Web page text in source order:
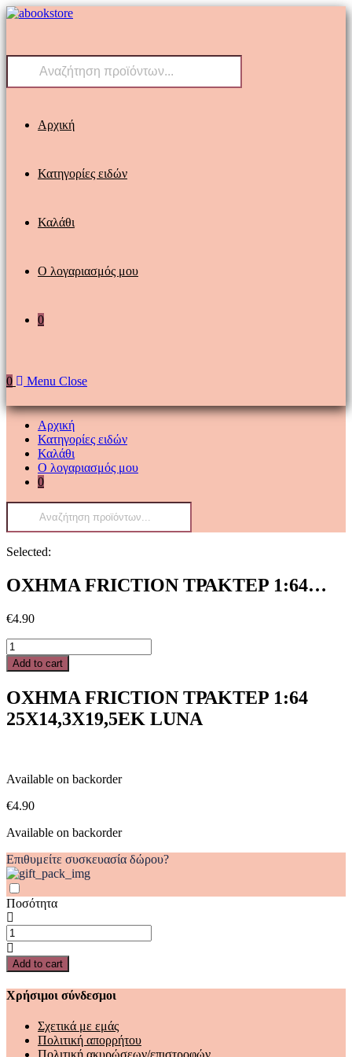
Skip
Products
Αρχική
Κατηγορίες ειδών
Καλάθι
Ο λογαριασμός μου
0
0 Menu Close
Αρχική
Κατηγορίες ειδών
Καλάθι
Ο λογαριασμός μου
0
Products
Selected:
ΟΧΗΜΑ FRICTION ΤΡΑΚΤΕΡ 1:64…
€4.90
ΟΧΗΜΑ
FRICTION
ΤΡΑΚΤΕΡ
25Χ14,3Χ19,5ΕΚ
LUNA
quantity
Add to cart
ΟΧΗΜΑ FRICTION ΤΡΑΚΤΕΡ 1:64
25Χ14,3Χ19,5ΕΚ LUNA
Available on backorder
€4.90
Available on backorder
Επιθυμείτε συσκευασία δώρου?
Ποσότητα
ΟΧΗΜΑ
FRICTION
ΤΡΑΚΤΕΡ
1:64
25Χ14,3Χ19,5ΕΚ
LUNA
Add to cart
Χρήσιμοι σύνδεσμοι
Σχετικά με εμάς
Πολιτική απορρήτου